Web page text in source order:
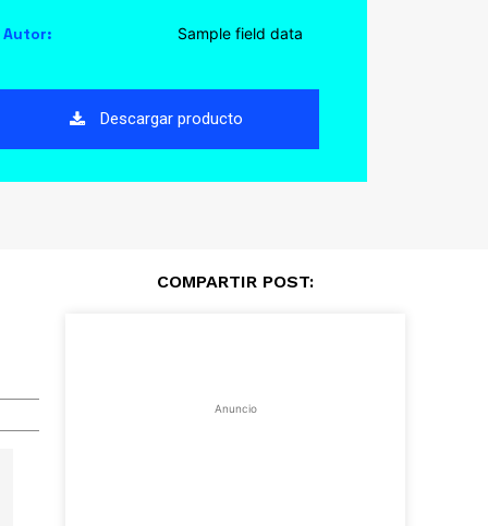
Autor: Sample field data
Descargar producto
COMPARTIR POST:
Anuncio